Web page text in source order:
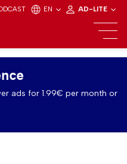
EN AD-LITE
ads for 1.99€ per month or